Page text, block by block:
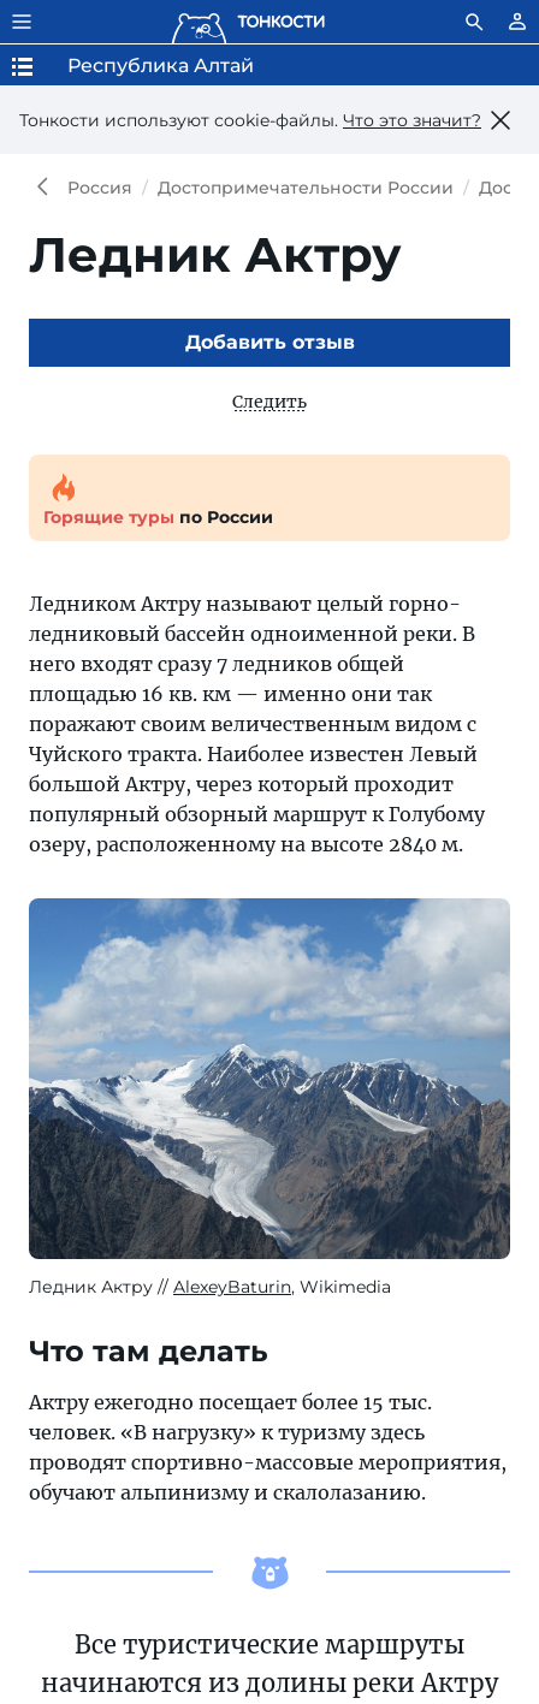
Тонкости используют сookie-файлы. Что это значит?
Республика Алтай
Россия Достопримечательности России
Ледник Актру
Добавить отзыв
Следить
Горящие туры по России
Ледником Актру называют целый горно-
ледниковый бассейн одноименной реки. В
него входят сразу 7 ледников общей
площадью 16 кв. км — именно они так
поражают своим величественным видом с
Чуйского тракта. Наиболее известен Левый
большой Актру, через который проходит
популярный обзорный маршрут к Голубому
озеру, расположенному на высоте 2840 м.
Ледник Актру AlexeyBaturin, Wikimedia
Что там делать
Актру ежегодно посещает более 15 тыс.
человек. «В нагрузку» к туризму здесь
проводят спортивно-массовые мероприятия,
обучают альпинизму и скалолазанию.
Все туристические маршруты
начинаются из долины реки Актру